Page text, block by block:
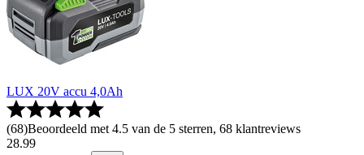
LUX 20V accu 4,0Ah
(68)Beoordeeld met 4.5 van de 5 sterren, 68 klantreviews
28.99